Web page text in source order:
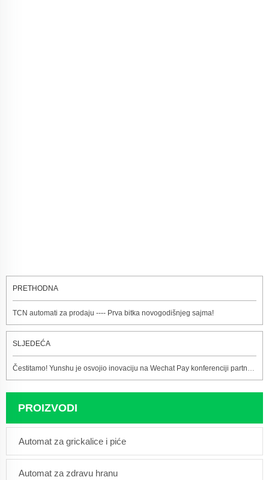
PRETHODNA
TCN automati za prodaju ---- Prva bitka novogodišnjeg sajma!
SLJEDEĆA
Čestitamo! Yunshu je osvojio inovaciju na Wechat Pay konferenciji partnera
PROIZVODI
Automat za grickalice i piće
Automat za zdravu hranu